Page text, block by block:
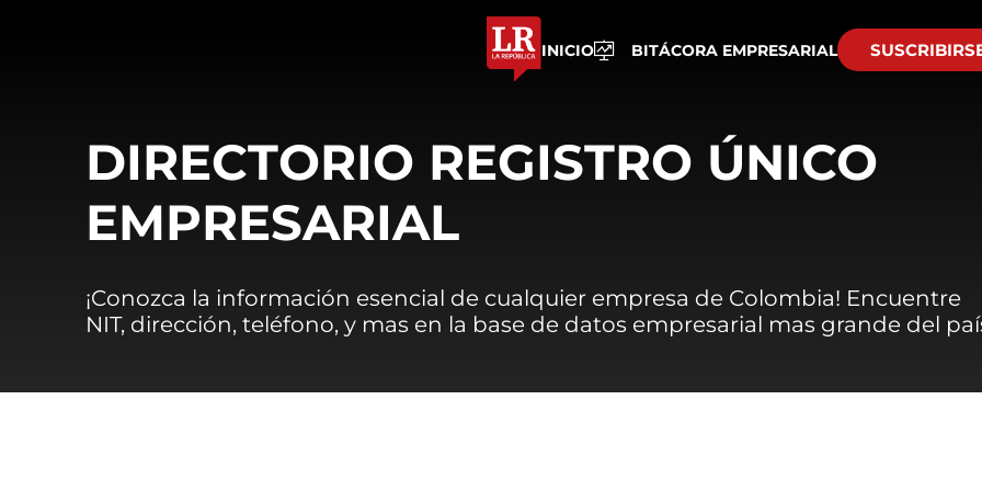
INICIO BITÁCORA EMPRESARIAL
DIRECTORIO REGISTRO ÚNICO
EMPRESARIAL
¡Conozca la información esencial de cualquier empresa de Colombia! Encuentre
NIT, dirección, teléfono, y mas en la base de datos empresarial mas grande del